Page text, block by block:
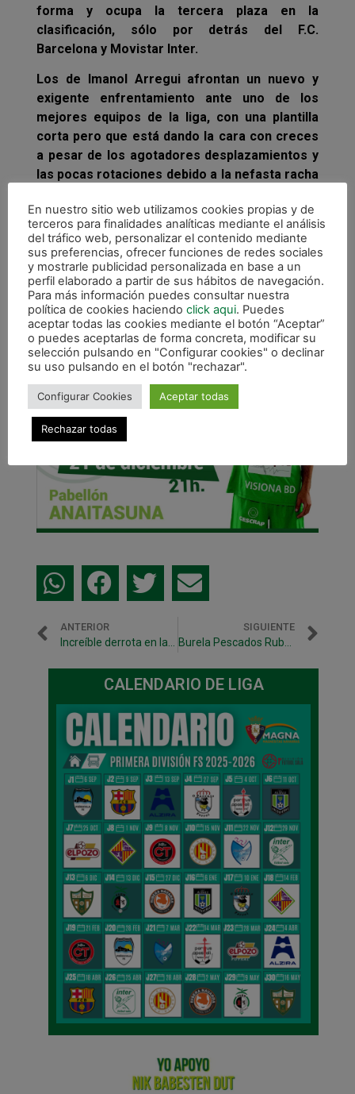
forma y ocupa la tercera plaza en la
clasificación, sólo por detrás del F.C.
Barcelona y Movistar Inter.
Los de Imanol Arregui afrontan un nuevo y
exigente enfrentamiento ante uno de los
mejores equipos de la liga, con una plantilla
corta pero que está dando la cara con creces
a pesar de los agotadores desplazamientos y
las pocas rotaciones debido a la nefasta racha
inicio de la pretemporada.
ANTERIOR SIGUIENTE
CALENDARIO DE LIGA
En nuestro sitio web utilizamos cookies propias y de
terceros para finalidades analíticas mediante el análisis
del tráfico web, personalizar el contenido mediante
sus preferencias, ofrecer funciones de redes sociales
y mostrarle publicidad personalizada en base a un
perfil elaborado a partir de sus hábitos de navegación.
Para más información puedes consultar nuestra
política de cookies haciendo click aqui. Puedes
aceptar todas las cookies mediante el botón “Aceptar”
o puedes aceptarlas de forma concreta, modificar su
selección pulsando en "Configurar cookies" o declinar
su uso pulsando en el botón "rechazar".
Configurar Cookies Aceptar todas
Rechazar todas